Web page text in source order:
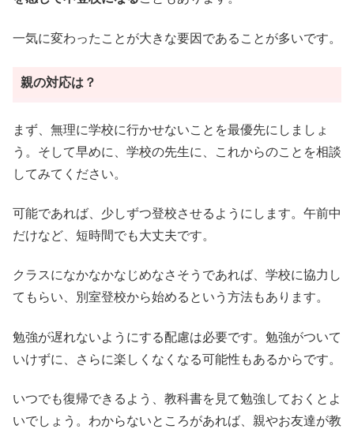
一気に変わったことが大きな要因であることが多いです。
親の対応は？
まず、無理に学校に行かせないことを最優先にしましょ
う。そして早めに、学校の先生に、これからのことを相談
してみてください。
可能であれば、少しずつ登校させるようにします。午前中
だけなど、短時間でも大丈夫です。
クラスになかなかなじめなさそうであれば、学校に協力し
てもらい、別室登校から始めるという方法もあります。
勉強が遅れないようにする配慮は必要です。勉強がついて
いけずに、さらに楽しくなくなる可能性もあるからです。
いつでも復帰できるよう、教科書を見て勉強しておくとよ
いでしょう。わからないところがあれば、親やお友達が教